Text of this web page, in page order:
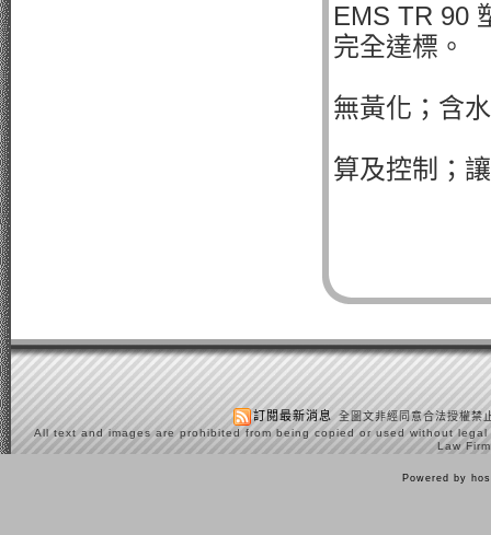
EMS TR 90
完全達標。
無黃化；含
算及控制；
訂閱最新消息 全圖文非經同意合法授權禁
All text and images are prohibited from being copied or used without
Law
Powered by